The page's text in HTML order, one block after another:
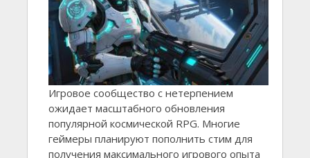
Игровое сообщество с нетерпением
ожидает масштабного обновления
популярной космической RPG. Многие
геймеры планируют пополнить стим для
получения максимального игрового опыта